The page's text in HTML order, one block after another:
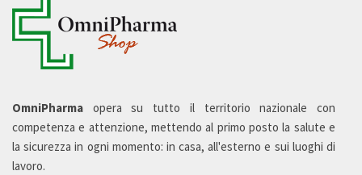
OmniPharma opera su tutto il territorio nazionale con
competenza e attenzione, mettendo al primo posto la salute e
la sicurezza in ogni momento: in casa, all'esterno e sui luoghi di
lavoro.